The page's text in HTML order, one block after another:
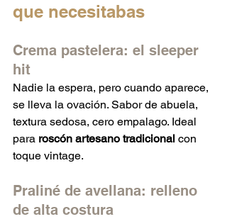
que necesitabas
Crema pastelera: el sleeper
hit
Nadie la espera, pero cuando aparece,
se lleva la ovación. Sabor de abuela,
textura sedosa, cero empalago. Ideal
para roscón artesano tradicional con
toque vintage.
Praliné de avellana: relleno
de alta costura